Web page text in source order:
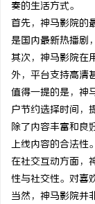
奏的生活方式。
首先，神马影院的
是国内最新热播剧
其次，神马影院在
外，平台支持高清
值得一提的是，神
户节约选择时间，
除了内容丰富和良
上线内容的合法性
在社交互动方面，
性与社交性。对喜
当然，神马影院并